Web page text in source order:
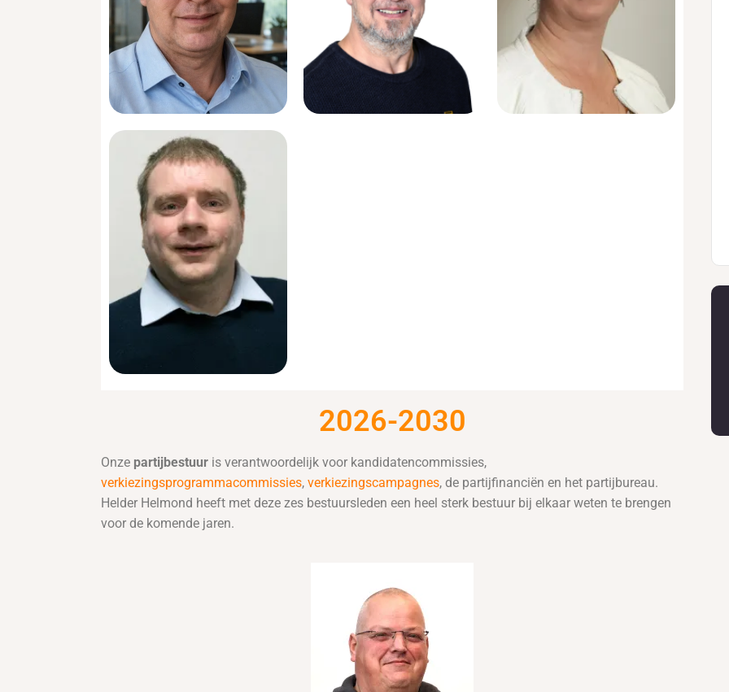
2026-2030
Onze partijbestuur is verantwoordelijk voor kandidatencommissies,
verkiezingsprogrammacommissies, verkiezingscampagnes, de partijfinanciën en het partijbureau.
Helder Helmond heeft met deze zes bestuursleden een heel sterk bestuur bij elkaar weten te brengen
voor de komende jaren.